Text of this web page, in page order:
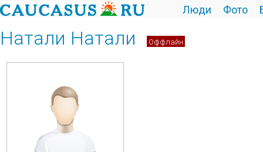
Люди Фото
Натали Натали Оффлайн